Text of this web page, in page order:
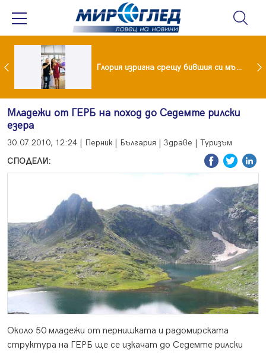
Мария и майка си построиха къща от 8000 стъклени бутилки Глория изригна срещу бившия си мъж: Беше със 120-килограмова жена! Искаше бърза печалба...
Младежи от ГЕРБ на поход до Седемте рилски
езера
30.07.2010, 12:24 | Перник | България | Здраве | Туризъм
СПОДЕЛИ:
Около 50 младежи от пернишката и радомирската
структура на ГЕРБ ще се изкачат до Седемте рилски